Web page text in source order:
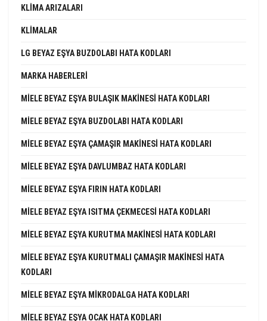
KLIMA ARIZALARI
KLIMALAR
LG BEYAZ EŞYA BUZDOLABI HATA KODLARI
MARKA HABERLERI
MIELE BEYAZ EŞYA BULAŞIK MAKINESI HATA KODLARI
MIELE BEYAZ EŞYA BUZDOLABI HATA KODLARI
MIELE BEYAZ EŞYA ÇAMAŞIR MAKINESI HATA KODLARI
MIELE BEYAZ EŞYA DAVLUMBAZ HATA KODLARI
MIELE BEYAZ EŞYA FIRIN HATA KODLARI
MIELE BEYAZ EŞYA ISITMA ÇEKMECESI HATA KODLARI
MIELE BEYAZ EŞYA KURUTMA MAKINESI HATA KODLARI
MIELE BEYAZ EŞYA KURUTMALI ÇAMAŞIR MAKINESI HATA
KODLARI
MIELE BEYAZ EŞYA MIKRODALGA HATA KODLARI
MIELE BEYAZ EŞYA OCAK HATA KODLARI